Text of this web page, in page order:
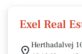
Exel Real
Herthadalvej